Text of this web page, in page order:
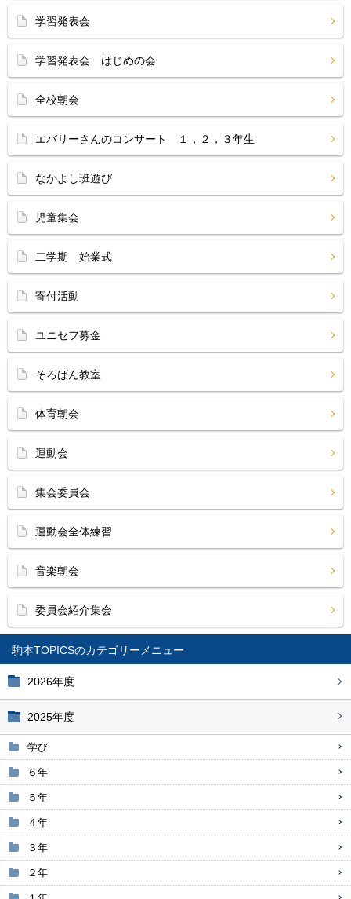
駒本TOPICS
2026年度
2025年度
学び
６年
５年
４年
３年
２年
学習発表会
学習発表会 はじめの会
全校朝会
エバリーさんのコンサート １，２，３年生
なかよし班遊び
児童集会
二学期 始業式
寄付活動
ユニセフ募金
そろばん教室
体育朝会
運動会
集会委員会
運動会全体練習
音楽朝会
委員会紹介集会